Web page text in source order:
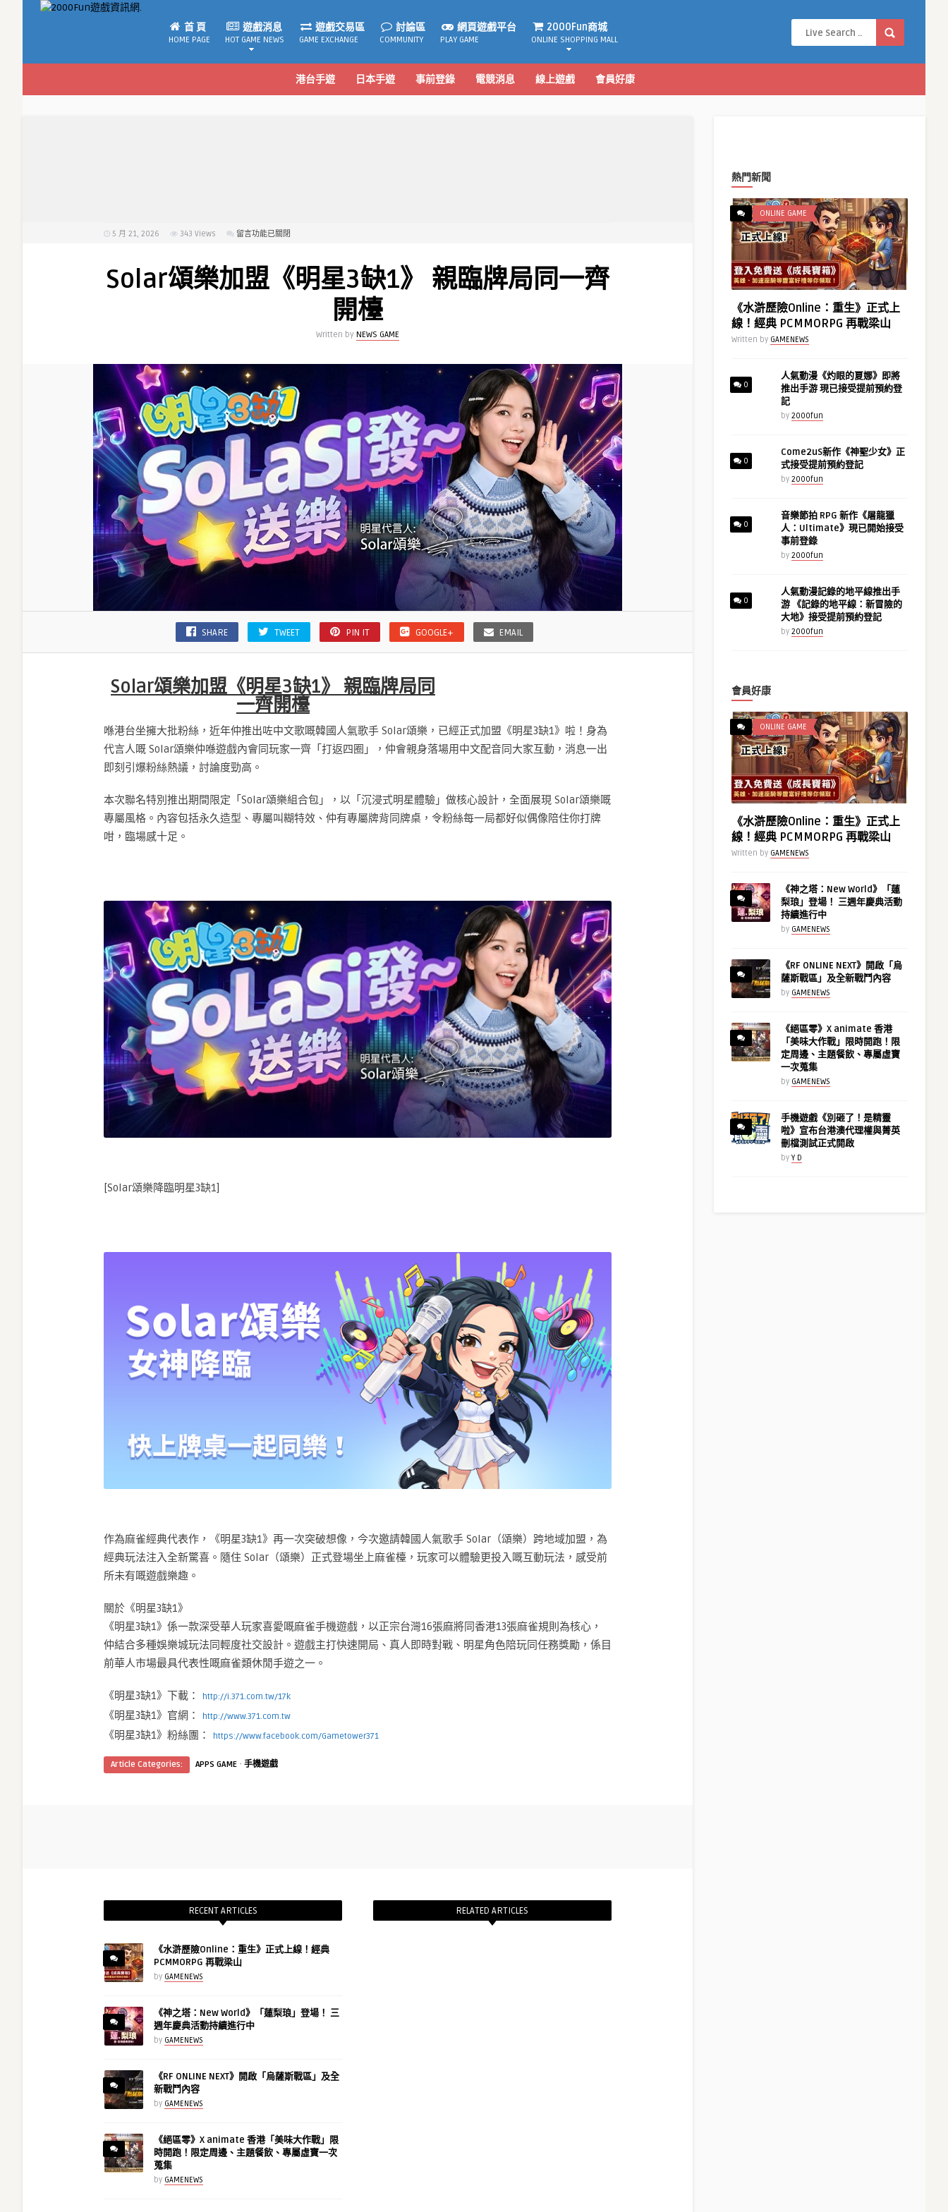
首 頁
HOME PAGE
遊戲消息
HOT GAME NEWS
遊戲交易區
GAME EXCHANGE
討論區
COMMUNITY
網頁遊戲平台
PLAY GAME
2000Fun商城
ONLINE SHOPPING MALL
港台手遊 日本手遊 事前登錄 電競消息 線上遊戲 會員好康
5 月 21, 2026 343 Views
在
缺
親
臨
牌
齊
檯〉
留言功能已關閉
Solar頌樂加盟《明星3缺1》 親臨牌局同一齊
開檯
Written by NEWS GAME
SHARE TWEET PIN IT GOOGLE+ EMAIL
Solar頌樂加盟《明星3缺1》 親臨牌局同
一齊開檯
喺港台坐擁大批粉絲，近年仲推出咗中文歌嘅韓國人氣歌手 Solar頌樂，已經正式加盟《明星3缺1》啦！身為
代言人嘅 Solar頌樂仲喺遊戲內會同玩家一齊「打返四圈」，仲會親身落場用中文配音同大家互動，消息一出
即刻引爆粉絲熱議，討論度勁高。
本次聯名特別推出期間限定「Solar頌樂組合包」，以「沉浸式明星體驗」做核心設計，全面展現 Solar頌樂嘅
專屬風格。內容包括永久造型、專屬叫糊特效、仲有專屬牌背同牌桌，令粉絲每一局都好似偶像陪住你打牌
咁，臨場感十足。
[Solar頌樂降臨明星3缺1]
作為麻雀經典代表作，《明星3缺1》再一次突破想像，今次邀請韓國人氣歌手 Solar（頌樂）跨地域加盟，為
經典玩法注入全新驚喜。隨住 Solar（頌樂）正式登場坐上麻雀檯，玩家可以體驗更投入嘅互動玩法，感受前
所未有嘅遊戲樂趣。
關於《明星3缺1》
《明星3缺1》係一款深受華人玩家喜愛嘅麻雀手機遊戲，以正宗台灣16張麻將同香港13張麻雀規則為核心，
仲結合多種娛樂城玩法同輕度社交設計。遊戲主打快速開局、真人即時對戰、明星角色陪玩同任務獎勵，係目
前華人市場最具代表性嘅麻雀類休閒手遊之一。
《明星3缺1》下載： http://i.371.com.tw/17k
《明星3缺1》官網： http://www.371.com.tw
《明星3缺1》粉絲團： https://www.facebook.com/Gametower371
Article Categories: APPS GAME · 手機遊戲
RECENT ARTICLES
《水滸歷險Online：重生》正式上線！經典
PCMMORPG 再戰梁山
by GAMENEWS
《神之塔：New World》「蓮梨琅」登場！ 三
週年慶典活動持續進行中
by GAMENEWS
《RF ONLINE NEXT》開啟「烏薩斯戰區」及全
新戰鬥內容
by GAMENEWS
《絕區零》X animate 香港「美味大作戰」限
時開跑！限定周邊、主題餐飲、專屬虛寶一次
蒐集
by GAMENEWS
RELATED ARTICLES
熱門新聞
ONLINE GAME
《水滸歷險Online：重生》正式上
線！經典 PCMMORPG 再戰梁山
Written by GAMENEWS
0
人氣動漫《灼眼的夏娜》即將
推出手游 現已接受提前預約登
記
by 2000fun
0
Come2uS新作《神聖少女》正
式接受提前預約登記
by 2000fun
0
音樂節拍 RPG 新作《屠龍獵
人：Ultimate》現已開始接受
事前登錄
by 2000fun
0
人氣動漫記錄的地平線推出手
游 《記錄的地平線：新冒險的
大地》接受提前預約登記
by 2000fun
會員好康
ONLINE GAME
《水滸歷險Online：重生》正式上
線！經典 PCMMORPG 再戰梁山
Written by GAMENEWS
《神之塔：New World》「蓮
梨琅」登場！ 三週年慶典活動
持續進行中
by GAMENEWS
《RF ONLINE NEXT》開啟「烏
薩斯戰區」及全新戰鬥內容
by GAMENEWS
《絕區零》X animate 香港
「美味大作戰」限時開跑！限
定周邊、主題餐飲、專屬虛寶
一次蒐集
by GAMENEWS
手機遊戲《別砸了！是精靈
啦》宣布台港澳代理權與菁英
刪檔測試正式開啟
by Y D